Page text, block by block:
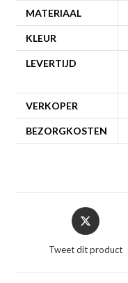
MATERIAAL
KLEUR
LEVERTIJD
VERKOPER
BEZORGKOSTEN
Opent
in
nieuw
Tweet dit product